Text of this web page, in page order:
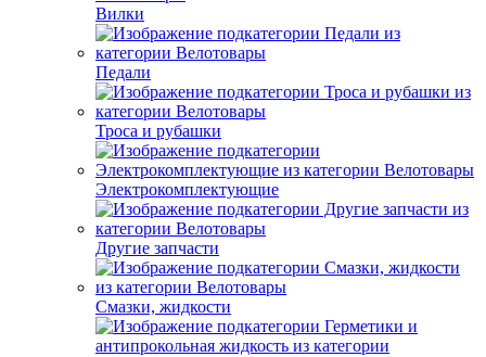
Вилки
Педали
Троса и рубашки
Электрокомплектующие
Другие запчасти
Смазки, жидкости